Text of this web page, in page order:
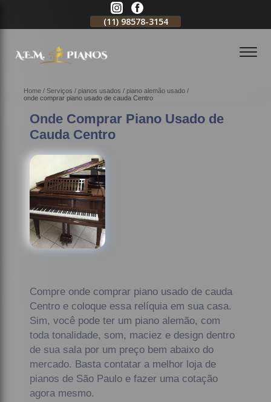
(11) 98578-3154
Home Serviços pianos usados
piano alemão usado
onde comprar piano usado de cauda Centro
Onde Comprar Piano Usado de
Cauda Centro
Compre onde comprar piano usado de cauda
Centro e coloque essa relíquia em sua casa.
Sim, você pode ter um piano alemão, com
toda tonalidade, som, maciez e design dentro
de sua sala por um preço bem abaixo do
mercado. Basta contatar a melhor loja de
pianos de São Paulo e fazer uma cotação
agora mesmo.